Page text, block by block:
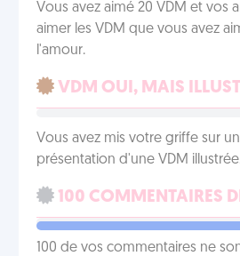
Vous avez aimé 20 VDM et vos
aimer les VDM que vous avez
l'amour.
VDM OUI, MAIS
Vous avez mis votre griffe sur
présentation d'une VDM
100 COMMENTAIRES
100 de vos commentaires ne